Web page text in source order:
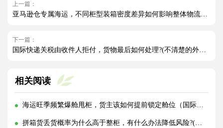
上一篇：
亚马逊仓专属海运，不同柜型装箱密度差异如何影响整体物流成本（亚马逊卖家请注意）
下一篇：
国际快递关税由收件人拒付，货物最后如何处理?(不清楚的外贸人看过来)
相关阅读
海运旺季频繁爆舱甩柜，货主该如何提前锁定舱位（国际海运干货知识分享）
拼箱货丢货概率为什么高于整柜，有什么办法降低风险?(国际海运干货知识分享)